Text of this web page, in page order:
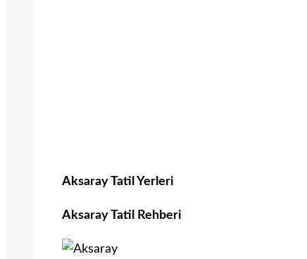
Aksaray Tatil Yerleri
Aksaray Tatil Rehberi